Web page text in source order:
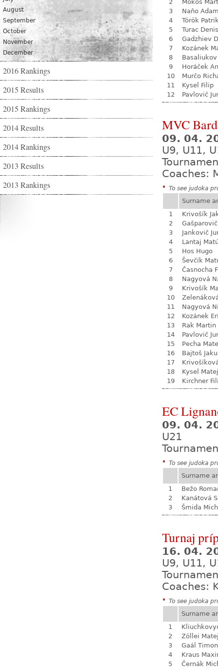
August
September
October
November
December
2016 Rankings
2015 Results
2015 Rankings
2014 Results
2014 Rankings
2013 Results
2013 Rankings
2
Mokoš
3
Naňo
4
Török
5
Turac Denis
6
Gadzhiev
7
Kozánek
8
9
Horáček
10
Murčo
11
Kysel Filip
12
Pavlovič
MVC
09. 04.
U9, U11,
Coaches:
* To see judoka
Surname
1
Krivošík
2
3
Jankovič
4
Lantaj
5
Hos Hugo
6
Ševčík
7
Časnocha
8
Nagyová
9
Krivošík
10
11
Nagyová
12
Kozánek
13
Rak Martin
14
Pavlovič
15
Pecha
16
Bajtoš
17
18
Kysel Matej
19
Kirchner
EC
09. 04.
U21
* To see judoka
Surname
1
Bežo
2
Kanátová
3
Šmida
Turnaj
16. 04.
U9, U11,
Coaches:
* To see judoka
Surname
1
2
Zöllei
3
Gaál Timon
4
Kraus
5
Černák